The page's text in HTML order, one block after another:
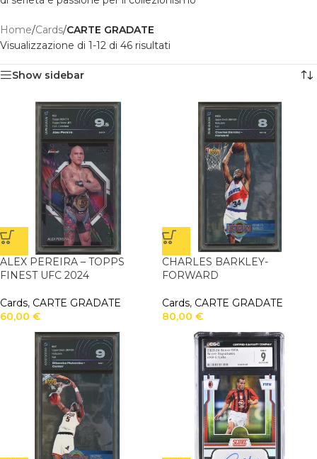
Home/Cards/CARTE GRADATE
Visualizzazione di 1-12 di 46 risultati
Show sidebar
ALEX PEREIRA – TOPPS
FINEST UFC 2024
Cards, CARTE GRADATE
60,00 €
CHARLES BARKLEY-
FORWARD
Cards, CARTE GRADATE
80,00 €